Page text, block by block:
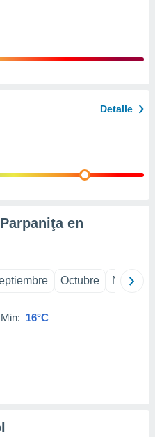
Detalle
en
Octubre
Min: 16°C